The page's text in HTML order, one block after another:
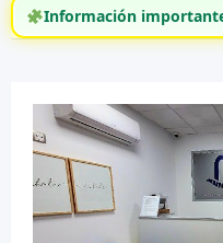
Información